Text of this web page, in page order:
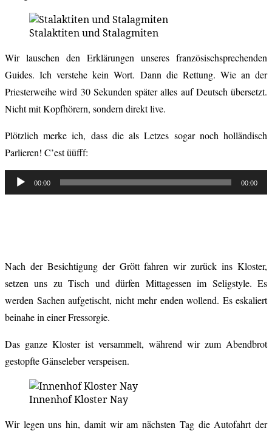
Stalaktiten und Stalagmiten
Wir lauschen den Erklärungen unseres französischsprechenden
Guides. Ich verstehe kein Wort. Dann die Rettung. Wie an der
Priesterweihe wird 30 Sekunden später alles auf Deutsch übersetzt.
Nicht mit Kopfhörern, sondern direkt live.
Plötzlich merke ich, dass die als Letzes sogar noch holländisch
Parlieren! C’est üüfff:
Audio-
Player
00:00 00:00
Nach der Besichtigung der Grött fahren wir zurück ins Kloster,
setzen uns zu Tisch und dürfen Mittagessen im Seligstyle. Es
werden Sachen aufgetischt, nicht mehr enden wollend. Es eskaliert
beinahe in einer Fressorgie.
Das ganze Kloster ist versammelt, während wir zum Abendbrot
gestopfte Gänseleber verspeisen.
Innenhof Kloster Nay
Wir legen uns hin, damit wir am nächsten Tag die Autofahrt der